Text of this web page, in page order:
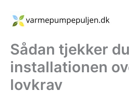
indholdet
Sådan tjekker
installationen
lovkrav